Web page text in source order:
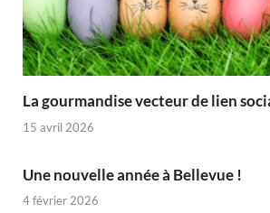
La gourmandise vecteur de lien
15 avril 2026
Une nouvelle année à Bellevue !
4 février 2026